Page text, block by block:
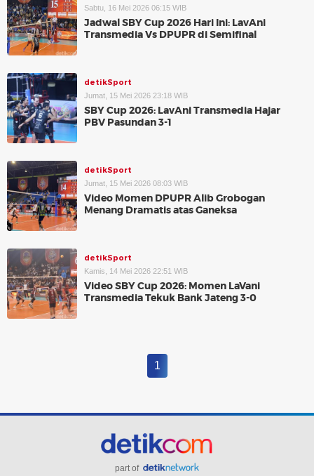
Sabtu, 16 Mei 2026 06:15 WIB
Jadwal SBY Cup 2026 Hari Ini: LavAni
Transmedia Vs DPUPR di Semifinal
detikSport
Jumat, 15 Mei 2026 23:18 WIB
SBY Cup 2026: LavAni Transmedia Hajar
PBV Pasundan 3-1
detikSport
Jumat, 15 Mei 2026 08:03 WIB
Video Momen DPUPR Alib Grobogan
Menang Dramatis atas Ganeksa
detikSport
Kamis, 14 Mei 2026 22:51 WIB
Video SBY Cup 2026: Momen LaVani
Transmedia Tekuk Bank Jateng 3-0
1
part of